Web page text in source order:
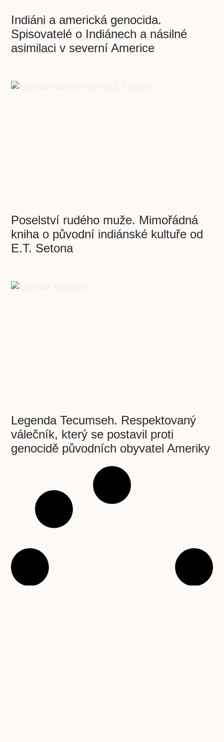
Indiáni a americká genocida.
Spisovatelé o Indiánech a násilné
asimilaci v severní Americe
Poselství rudého muže. Mimořádná
kniha o původní indiánské kultuře od
E.T. Setona
Legenda Tecumseh. Respektovaný
válečník, který se postavil proti
genocidě původních obyvatel Ameriky